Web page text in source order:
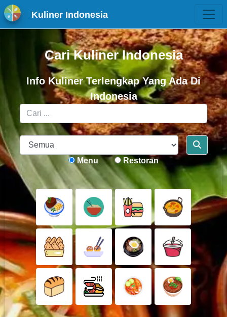
Kuliner Indonesia
Cari Kuliner Indonesia
Info Kuliner Terlengkap Yang Ada Di
Indonesia
Menu Restoran